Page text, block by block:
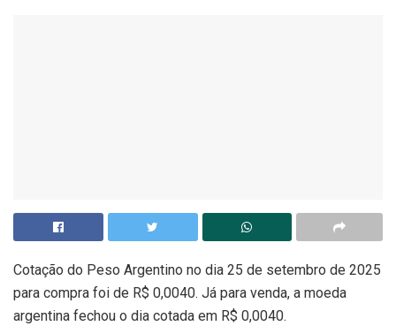
Cotação do Peso Argentino no dia 25 de setembro de 2025
para compra foi de R$ 0,0040. Já para venda, a moeda
argentina fechou o dia cotada em R$ 0,0040.